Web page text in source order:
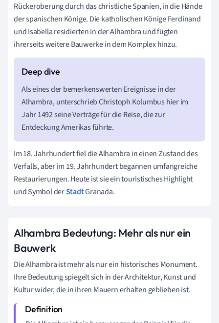
Rückeroberung durch das christliche Spanien, in die Hände
der spanischen Könige. Die katholischen Könige Ferdinand
und Isabella residierten in der Alhambra und fügten
ihrerseits weitere Bauwerke in dem Komplex hinzu.
Als eines der bemerkenswerten Ereignisse in der
Alhambra, unterschrieb Christoph Kolumbus hier im
Jahr 1492 seine Verträge für die Reise, die zur
Entdeckung Amerikas führte.
Im 18. Jahrhundert fiel die Alhambra in einen Zustand des
Verfalls, aber im 19. Jahrhundert begannen umfangreiche
Restaurierungen. Heute ist sie ein touristisches Highlight
und Symbol derStadtGranada.
Alhambra Bedeutung: Mehr als nur ein
Bauwerk
Die Alhambra ist mehr als nur ein historisches Monument.
Ihre Bedeutung spiegelt sich in der Architektur, Kunst und
Kultur wider, die in ihren Mauern erhalten geblieben ist.